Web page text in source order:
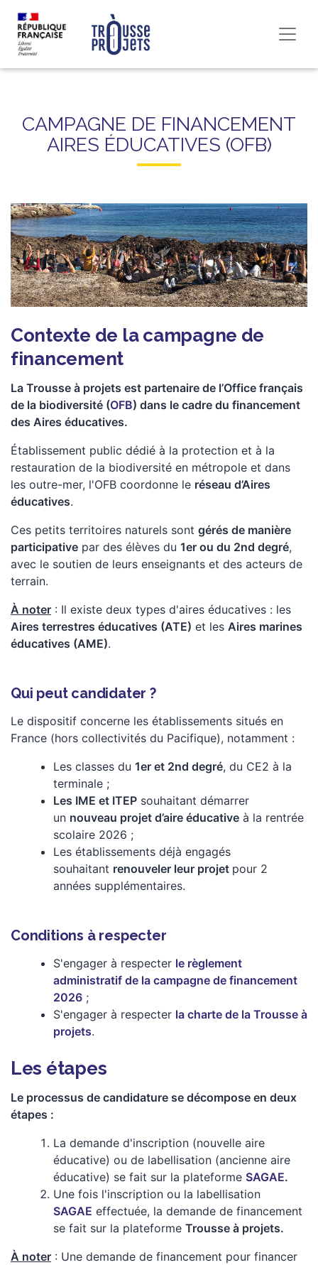
CAMPAGNE DE FINANCEMENT
AIRES ÉDUCATIVES (OFB)
Contexte de la campagne de
financement
La Trousse à projets est partenaire de l’Office français
de la biodiversité (OFB) dans le cadre du financement
des Aires éducatives.
Établissement public dédié à la protection et à la
restauration de la biodiversité en métropole et dans
les outre-mer, l'OFB coordonne le réseau d’Aires
éducatives.
Ces petits territoires naturels sont gérés de manière
participative par des élèves du 1er ou du 2nd degré,
avec le soutien de leurs enseignants et des acteurs de
terrain.
À noter : Il existe deux types d'aires éducatives : les
Aires terrestres éducatives (ATE) et les Aires marines
éducatives (AME).
Qui peut candidater ?
Le dispositif concerne les établissements situés en
France (hors collectivités du Pacifique), notamment :
Les classes du 1er et 2nd degré, du CE2 à la
terminale ;
Les IME et ITEP souhaitant démarrer
un nouveau projet d’aire éducative à la rentrée
scolaire 2026 ;
Les établissements déjà engagés
souhaitant renouveler leur projet pour 2
années supplémentaires.
Conditions à respecter
S'engager à respecter le règlement
administratif de la campagne de financement
2026 ;
S'engager à respecter la charte de la Trousse à
projets.
Les étapes
Le processus de candidature se décompose en deux
étapes :
La demande d'inscription (nouvelle aire
éducative) ou de labellisation (ancienne aire
éducative) se fait sur la plateforme SAGAE.
Une fois l'inscription ou la labellisation
SAGAE effectuée, la demande de financement
se fait sur la plateforme Trousse à projets.
À noter : Une demande de financement pour financer